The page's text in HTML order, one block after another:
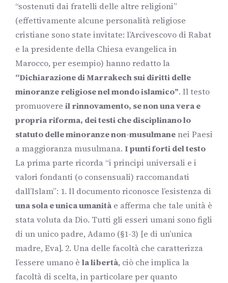
“sostenuti dai fratelli delle altre religioni”
(effettivamente alcune personalità religiose
cristiane sono state invitate: l’Arcivescovo di Rabat
e la presidente della Chiesa evangelica in
Marocco, per esempio) hanno redatto la
“Dichiarazione di Marrakech sui diritti delle
minoranze religiose nel mondo islamico”. Il testo
promuovere il rinnovamento, se non una vera e
propria riforma, dei testi che disciplinano lo
statuto delle minoranze non-musulmanenei Paesi
a maggioranza musulmana. I punti forti del testo
La prima parte ricorda “i principi universali e i
valori fondanti (o consensuali) raccomandati
dall’Islam”: 1. Il documento riconosce l’esistenza di
una sola e unica umanità e afferma che tale unità è
stata voluta da Dio. Tutti gli esseri umani sono figli
di un unico padre, Adamo (§1-3) [e di un’unica
madre, Eva]. 2. Una delle facoltà che caratterizza
l’essere umano è la libertà, ciò che implica la
facoltà di scelta, in particolare per quanto